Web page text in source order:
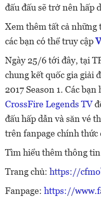
đấu đấu sẽ trở nên hấp
Xem thêm tất cả những
các bạn có thể truy cập
Ngày 25/6 tới đây, tại
chung kết quốc gia giải
2017 Season 1. Các
CrossFire Legends TV
đấu hấp dẫn và săn vé
trên fanpage chính thức
Tìm hiểu thêm thông
Trang chủ: https://
Fanpage: https://